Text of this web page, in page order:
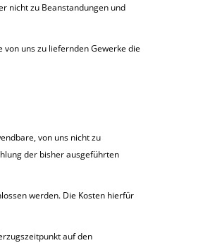
nicht zu Beanstandungen und
uns zu liefernden Gewerke die
von uns nicht zu
der bisher ausgeführten
werden. Die Kosten hierfür
auf den